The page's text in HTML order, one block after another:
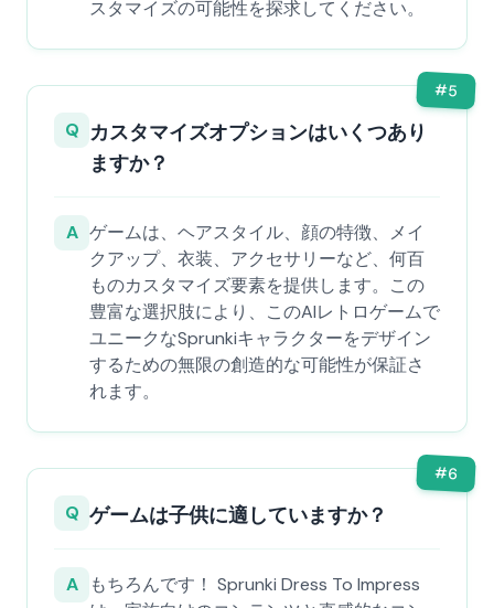
スタマイズの可能性を探求してください。
#5
Q カスタマイズオプションはいくつあり
ますか？
A ゲームは、ヘアスタイル、顔の特徴、メイ
クアップ、衣装、アクセサリーなど、何百
ものカスタマイズ要素を提供します。この
豊富な選択肢により、このAIレトロゲームで
ユニークなSprunkiキャラクターをデザイン
するための無限の創造的な可能性が保証さ
れます。
#6
Q ゲームは子供に適していますか？
A
もちろんです！ Sprunki Dress To Impress